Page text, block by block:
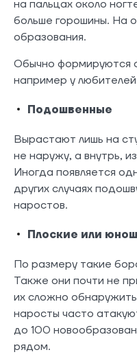
на пальцах около
больше горошины. На
образования.
Обычно формируются
например у любителей
Подошвенные
Вырастают лишь на
не наружу, а внутрь,
Иногда появляется
других случаях
наростов.
Плоские или
По размеру такие
Также они почти не
их сложно
наросты часто
до 100
рядом.